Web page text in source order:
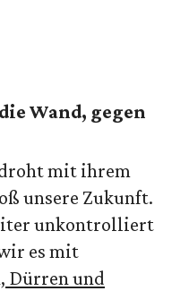
Wand, gegen
mit ihrem
unsere Zukunft.
unkontrolliert
es mit
Dürren und